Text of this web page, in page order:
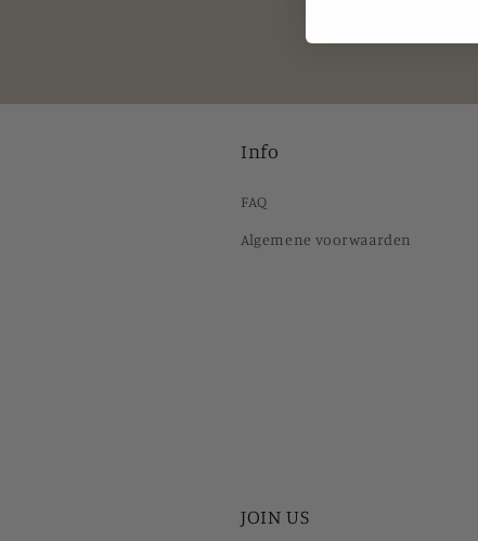
Info
FAQ
Algemene voorwaarden
JOIN US